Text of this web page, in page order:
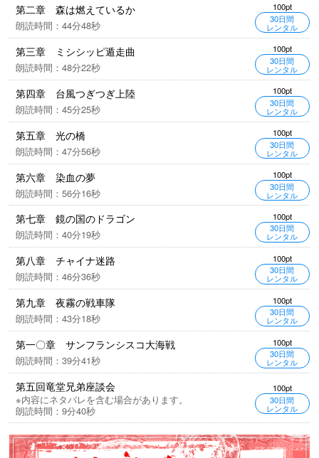
第二章 森は燃えているか
朗読時間：44分48秒
100pt
30日間
レンタル
第三章 ミシシッピ遁走曲
朗読時間：48分22秒
100pt
30日間
レンタル
第四章 台風つぎつぎ上陸
朗読時間：45分25秒
100pt
30日間
レンタル
第五章 光の橋
朗読時間：47分56秒
100pt
30日間
レンタル
第六章 染血の夢
朗読時間：56分16秒
100pt
30日間
レンタル
第七章 鏡の国のドラゴン
朗読時間：40分19秒
100pt
30日間
レンタル
第八章 チャイナ迷路
朗読時間：46分36秒
100pt
30日間
レンタル
第九章 夜霧の戦車隊
朗読時間：43分18秒
100pt
30日間
レンタル
第一〇章 サンフランシスコ大海戦
朗読時間：39分41秒
100pt
30日間
レンタル
第五回竜堂兄弟座談会
※内容にネタバレを含む場合があります。
朗読時間：9分40秒
100pt
30日間
レンタル